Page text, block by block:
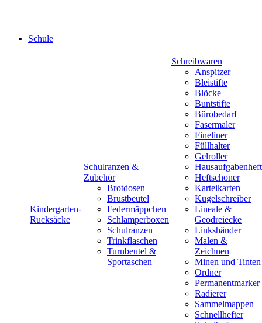
Schule
Kindergarten-
Rucksäcke
Schulranzen &
Zubehör
Brotdosen
Brustbeutel
Federmäppchen
Schlamperboxen
Schulranzen
Trinkflaschen
Turnbeutel &
Sportaschen
Schreibwaren
Anspitzer
Bleistifte
Blöcke
Buntstifte
Bürobedarf
Fasermaler
Fineliner
Füllhalter
Gelroller
Hausaufgabenheft
Heftschoner
Karteikarten
Kugelschreiber
Lineale &
Geodreiecke
Linkshänder
Malen &
Zeichnen
Minen und Tinten
Ordner
Permanentmarker
Radierer
Sammelmappen
Schnellhefter